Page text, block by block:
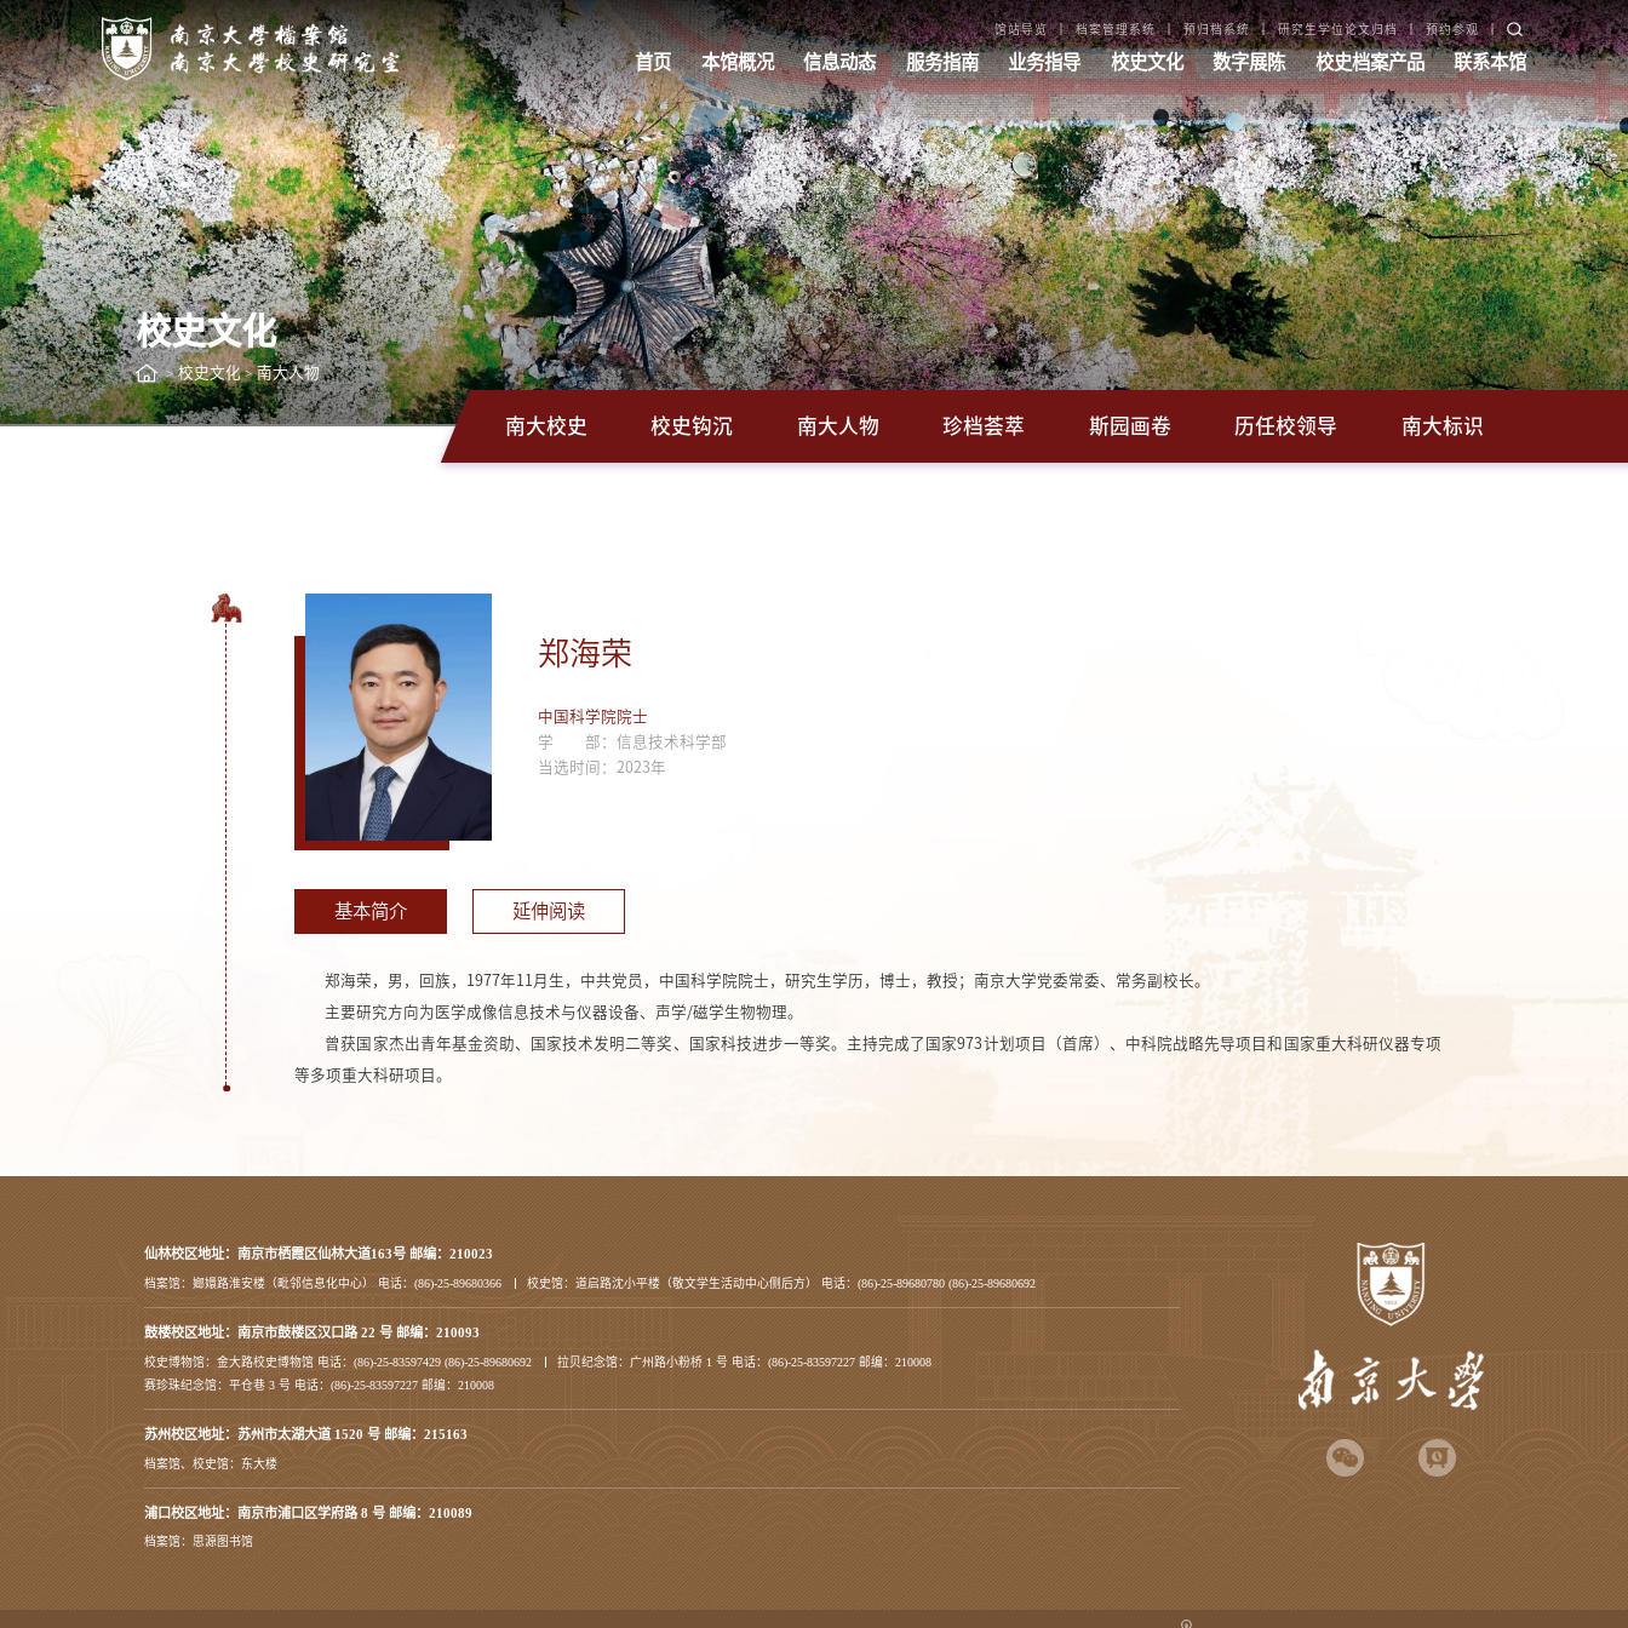
馆站导览 档案管理系统 预归档系统 研究生学位论文归档 预约参观
首页 本馆概况 信息动态 服务指南 业务指导 校史文化 数字展陈 校史档案产品 联系本馆
校史文化
> 校史文化 > 南大人物
南大校史 校史钩沉 南大人物 珍档荟萃 斯园画卷 历任校领导 南大标识
郑海荣
中国科学院院士
学 部：信息技术科学部
当选时间：2023年
基本简介 延伸阅读
郑海荣，男，回族，1977年11月生，中共党员，中国科学院院士，研究生学历，博士，教授；南京大学党委常委、常务副校长。
主要研究方向为医学成像信息技术与仪器设备、声学/磁学生物物理。
曾获国家杰出青年基金资助、国家技术发明二等奖、国家科技进步一等奖。主持完成了国家973计划项目（首席）、中科院战略先导项目和国家重大科研仪器专项
等多项重大科研项目。
仙林校区地址：南京市栖霞区仙林大道163号 邮编：210023
档案馆：嫏嬛路淮安楼（毗邻信息化中心） 电话：(86)-25-89680366 校史馆：道启路沈小平楼（敬文学生活动中心侧后方） 电话：(86)-25-89680780 (86)-25-89680692
鼓楼校区地址：南京市鼓楼区汉口路 22 号 邮编：210093
校史博物馆：金大路校史博物馆 电话：(86)-25-83597429 (86)-25-89680692
拉贝纪念馆：广州路小粉桥 1 号 电话：(86)-25-83597227 邮编：210008
赛珍珠纪念馆：平仓巷 3 号 电话：(86)-25-83597227 邮编：210008
苏州校区地址：苏州市太湖大道 1520 号 邮编：215163
档案馆、校史馆：东大楼
浦口校区地址：南京市浦口区学府路 8 号 邮编：210089
档案馆：思源图书馆